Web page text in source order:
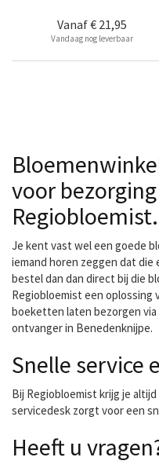
Vanaf€ 21,95
Vandaag nog leverbaar
voor
Regiobloemist.
Je kent vast wel een goede
iemand horen zeggen dat die
bestel dan dan direct bij die
Regiobloemist een oplossing
boeketten laten bezorgen
ontvanger in Benedenknijpe.
Snelle service
Bij Regiobloemist krijg je
servicedesk zorgt voor een
Heeft u